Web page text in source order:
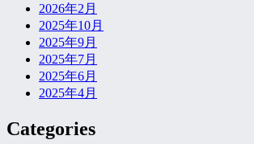
2026年2月
2025年10月
2025年9月
2025年7月
2025年6月
2025年4月
Categories